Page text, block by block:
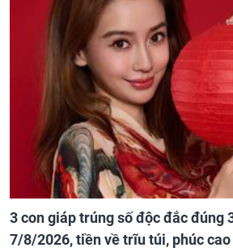
3 con giáp trúng số độc đắc đúng
7/8/2026, tiền về trĩu túi, phúc